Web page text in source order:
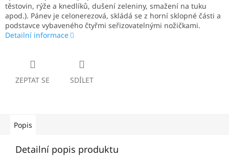
těstovin, rýže a knedlíků, dušení zeleniny, smažení na tuku
apod.). Pánev je celonerezová, skládá se z horní sklopné části a
podstavce vybaveného čtyřmi seřizovatelnými nožičkami.
Detailní informace
ZEPTAT SE SDÍLET
Popis
Detailní popis produktu